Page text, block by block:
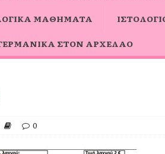
ΜΑΘΉΜΑΤΑ
ΣΤΟΝ ΑΡΧΈΛΑΟ
0